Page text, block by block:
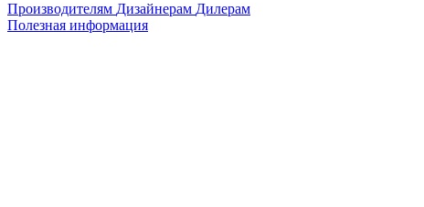
Производителям Дизайнерам Дилерам
Полезная информация